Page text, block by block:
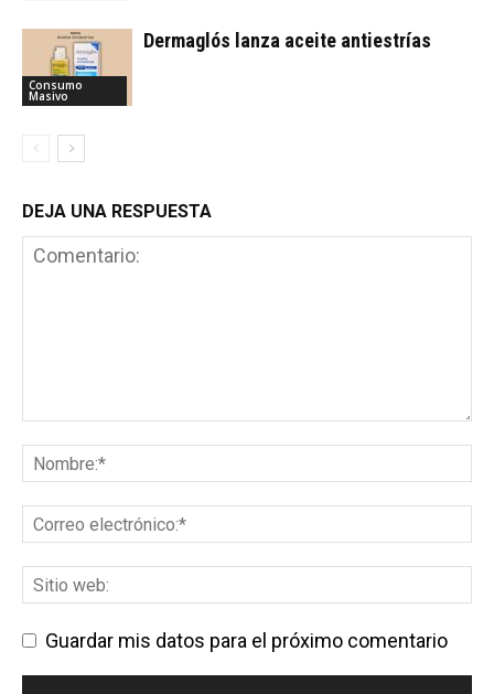
Consumo
Masivo
Dermaglós lanza aceite antiestrías
DEJA UNA RESPUESTA
Guardar mis datos para el próximo comentario